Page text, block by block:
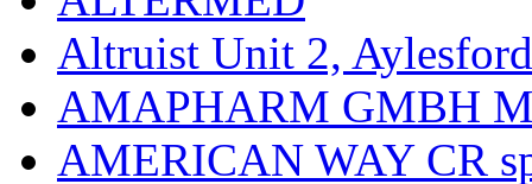
Altruist Unit 2, Aylesford
AMAPHARM GMBH
AMERICAN WAY CR